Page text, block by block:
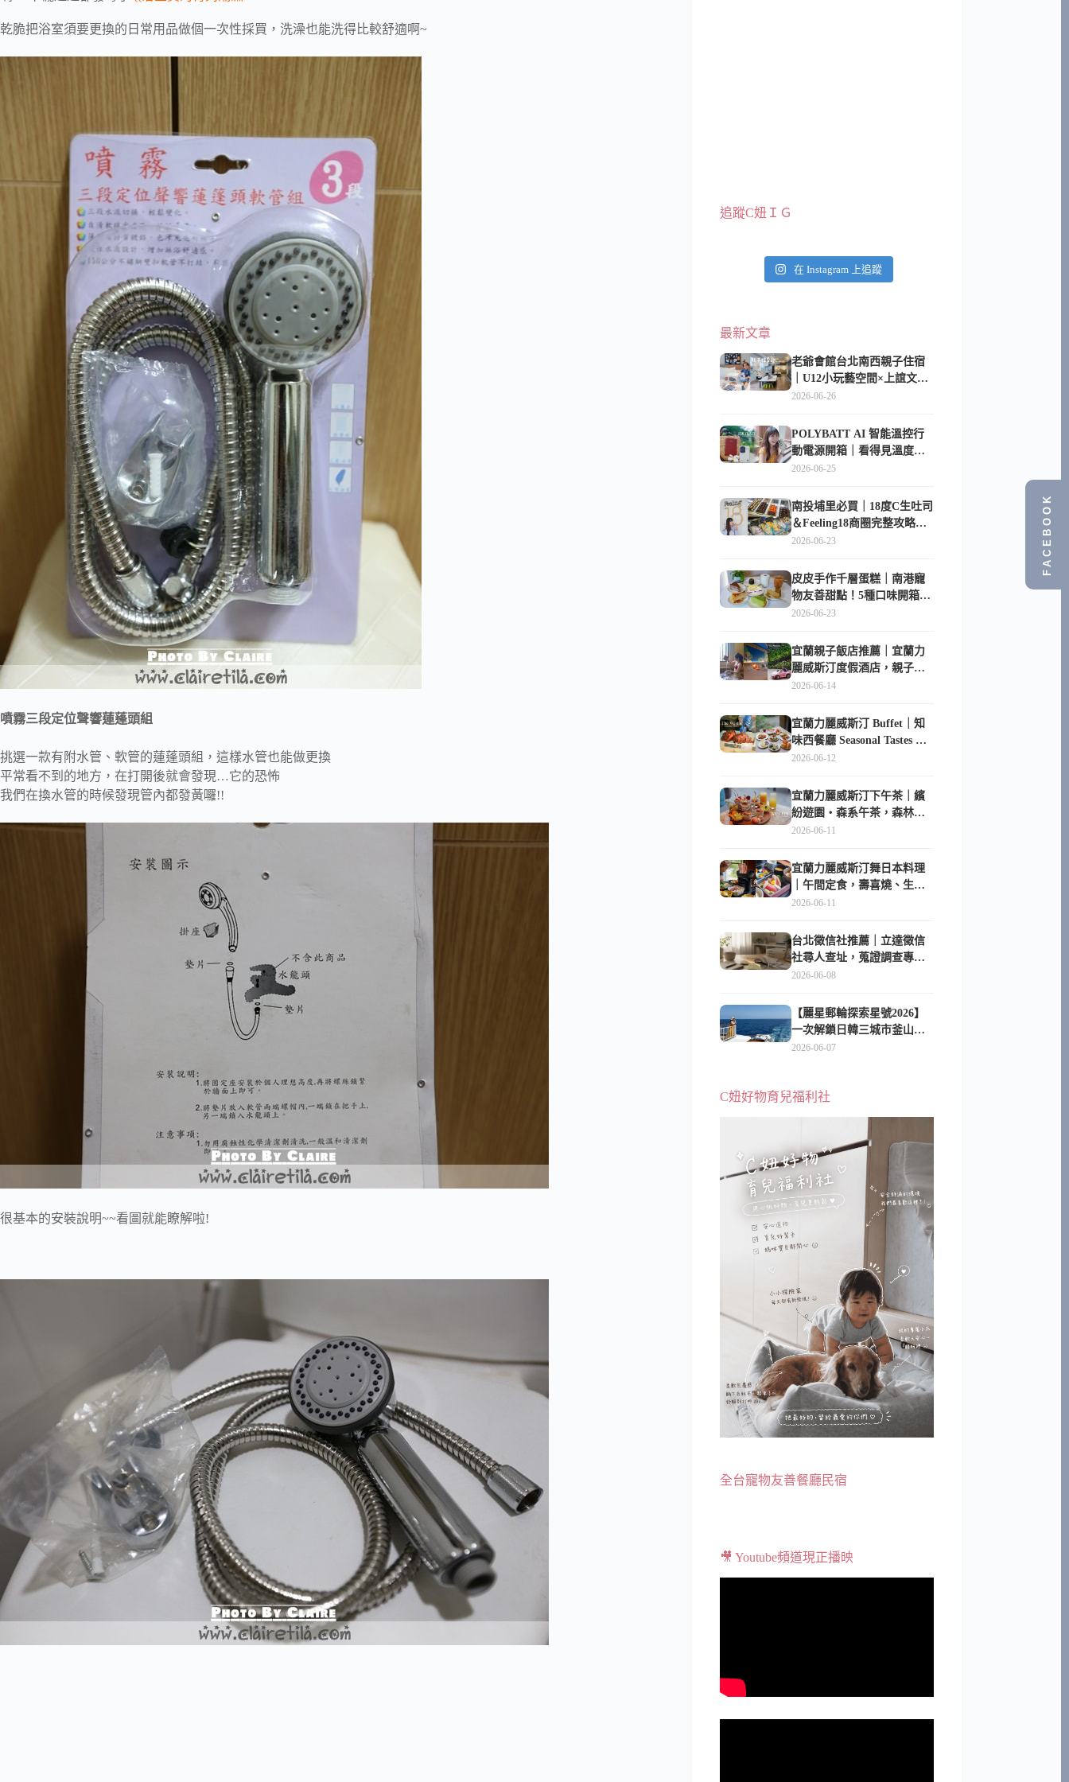
乾脆把浴室須要更換的日常用品做個一次性採買，洗澡也能洗得比較舒適啊~
噴霧三段定位聲響蓮蓬頭組
挑選一款有附水管、軟管的蓮蓬頭組，這樣水管也能做更換
平常看不到的地方，在打開後就會發現…它的恐怖
我們在換水管的時候發現管內都發黃囉!!
很基本的安裝說明~~看圖就能瞭解啦!
追蹤C妞ＩＧ
在 Instagram 上追蹤
最新文章
老爺會館台北南西親子住宿
｜U12小玩藝空間×上誼文
化，暑假帶孩子這樣玩
2026-06-26
POLYBATT AI 智能溫控行
動電源開箱｜看得見溫度與
電量，外出更安心的
2026-06-25
南投埔里必買｜18度C生吐司
＆Feeling18商圈完整攻略，
在地人帶路這樣逛
2026-06-23
皮皮手作千層蛋糕｜南港寵
物友善甜點！5種口味開箱，
比Lady M便宜一半的台北隱
2026-06-23
宜蘭親子飯店推薦｜宜蘭力
麗威斯汀度假酒店，親子
房、Buffet、泳池、兒童俱樂
2026-06-14
宜蘭力麗威斯汀 Buffet｜知
味西餐廳 Seasonal Tastes 晚
餐早餐吃什麼？
2026-06-12
宜蘭力麗威斯汀下午茶｜繽
紛遊園・森系午茶，森林系
甜點超好拍
2026-06-11
宜蘭力麗威斯汀舞日本料理
｜午間定食，壽喜燒、生魚
片與日式包廂空間
2026-06-11
台北徵信社推薦｜立達徵信
社尋人查址，蒐證調查專家
陪你找回失聯的家人
2026-06-08
【麗星郵輪探索星號2026】
一次解鎖日韓三城市釜山、
長崎、那霸｜餐點升級、表
2026-06-07
C妞好物育兒福利社
全台寵物友善餐廳民宿
🎥 Youtube頻道現正播映
FACEBOOK